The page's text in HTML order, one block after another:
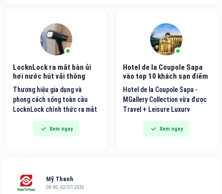
LocknLock ra mắt bàn ủi
hơi nước hút vải thông
minh thế hệ mới
Thương hiệu gia dụng và
phong cách sống toàn cầu
LocknLock chính thức ra mắt
dòng bàn ủi hơi nước cầm tay
thế hệ mới tích hợp công nghệ
hút vải thông minh, hướng đến
sóc
Xem ngay
Hotel de la Coupole Sapa
vào top 10 khách sạn điểm
đến nội địa hàng đầu Việt
Nam
Hotel de la Coupole Sapa -
MGallery Collection vừa được
Travel + Leisure Luxury
Awards khu vực châu Á - Thái
Bình Dương 2026 vinh danh
trong danh sách 10 khách sạn
Xem ngay
Mỹ Thanh
08:00, 02/07/2026